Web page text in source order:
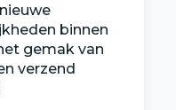
binnen
gemak van
verzend